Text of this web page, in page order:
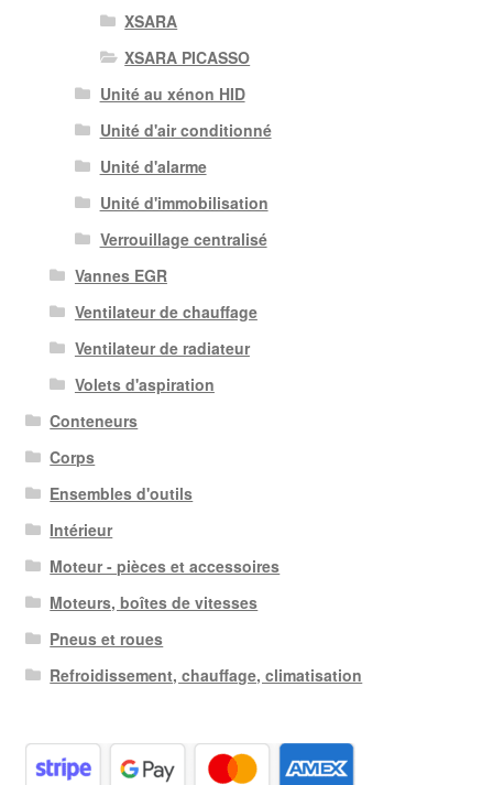
XSARA
XSARA PICASSO
Unité au xénon HID
Unité d'air conditionné
Unité d'alarme
Unité d'immobilisation
Verrouillage centralisé
Vannes EGR
Ventilateur de chauffage
Ventilateur de radiateur
Volets d'aspiration
Conteneurs
Corps
Ensembles d'outils
Intérieur
Moteur - pièces et accessoires
Moteurs, boîtes de vitesses
Pneus et roues
Refroidissement, chauffage, climatisation